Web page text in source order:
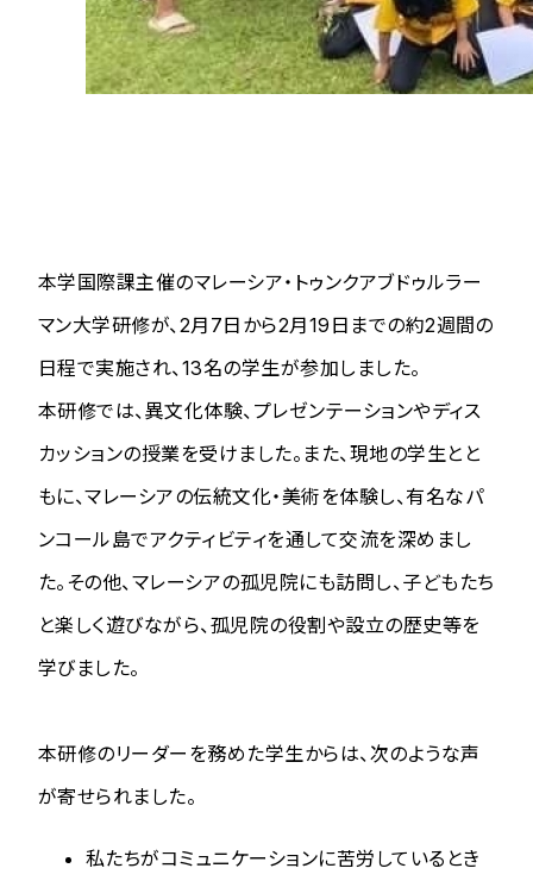
本学国際課主催のマレーシア・トゥンクアブドゥルラー
マン大学研修が、2月7日から2月19日までの約2週間の
日程で実施され、13名の学生が参加しました。
本研修では、異文化体験、プレゼンテーションやディス
カッションの授業を受けました。また、現地の学生とと
もに、マレーシアの伝統文化・美術を体験し、有名なパ
ンコール島でアクティビティを通して交流を深めまし
た。その他、マレーシアの孤児院にも訪問し、子どもたち
と楽しく遊びながら、孤児院の役割や設立の歴史等を
学びました。
本研修のリーダーを務めた学生からは、次のような声
が寄せられました。
私たちがコミュニケーションに苦労しているとき